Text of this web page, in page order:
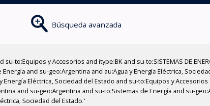
Búsqueda avanzada
to:Equipos y Accesorios and itype:BK and su-to:SISTEMAS DE
and su-geo:Argentina and au:Agua y Energía Eléctrica,
Eléctrica, Sociedad del Estado and su-to:Equipos y
and su-geo:Argentina and su-to:Sistemas de Energía and su-
Sociedad del Estado.'